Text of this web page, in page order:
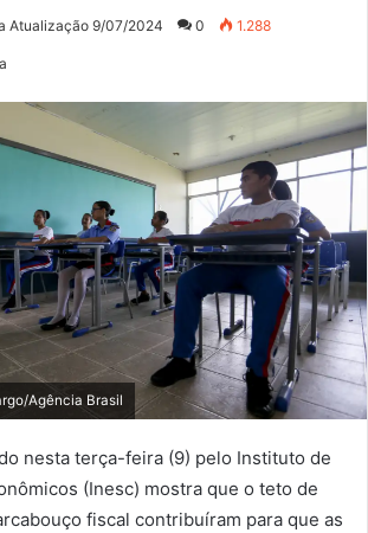
Atualização 9/07/2024 0 1.288
Agência Brasil
nesta terça-feira (9) pelo Instituto de
(Inesc) mostra que o teto de
fiscal contribuíram para que as